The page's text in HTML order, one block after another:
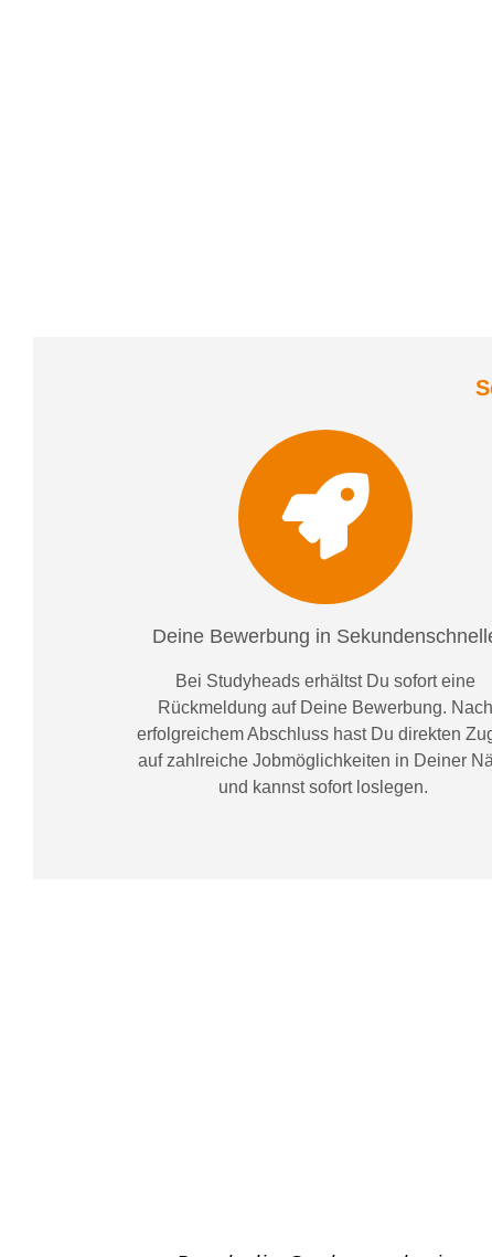
Deine Bewerbung in
Bei Studyheads erhältst Du sofort eine
Rückmeldung auf Deine Bewerbung. Nach
erfolgreichem Abschluss hast Du direkten
auf zahlreiche Jobmöglichkeiten in Deiner
und kannst sofort loslegen.